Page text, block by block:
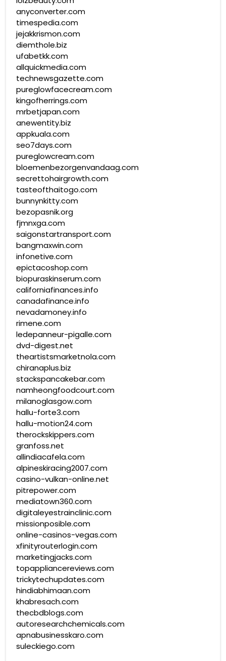
anyconverter.com
timespedia.com
jejakkrismon.com
diemthole.biz
ufabetkk.com
allquickmedia.com
technewsgazette.com
pureglowfacecream.com
kingofherrings.com
mrbetjapan.com
anewentity.biz
appkuala.com
seo7days.com
pureglowcream.com
bloemenbezorgenvandaag.com
secrettohairgrowth.com
tasteofthaitogo.com
bunnynkitty.com
bezopasnik.org
fjmnxga.com
saigonstartransport.com
bangmaxwin.com
infonetive.com
epictacoshop.com
biopuraskinserum.com
californiafinances.info
canadafinance.info
nevadamoney.info
rimene.com
ledepanneur-pigalle.com
dvd-digest.net
theartistsmarketnola.com
chiranaplus.biz
stackspancakebar.com
namheongfoodcourt.com
milanoglasgow.com
hallu-forte3.com
hallu-motion24.com
therockskippers.com
granfoss.net
allindiacafela.com
alpineskiracing2007.com
casino-vulkan-online.net
pitrepower.com
mediatown360.com
digitaleyestrainclinic.com
missionposible.com
online-casinos-vegas.com
xfinityrouterlogin.com
marketingjacks.com
topappliancereviews.com
trickytechupdates.com
hindiabhimaan.com
khabresach.com
thecbdblogs.com
autoresearchchemicals.com
apnabusinesskaro.com
suleckiego.com